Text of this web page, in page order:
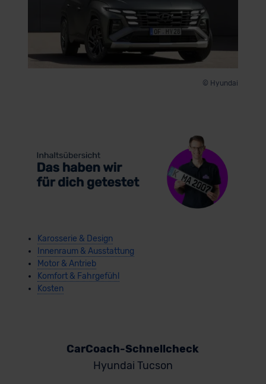
© Hyundai
Karosserie & Design
Innenraum & Ausstattung
Motor & Antrieb
Komfort & Fahrgefühl
Kosten
CarCoach-Schnellcheck
Hyundai Tucson